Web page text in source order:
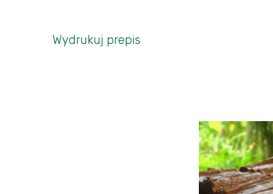
Wydrukuj prepis